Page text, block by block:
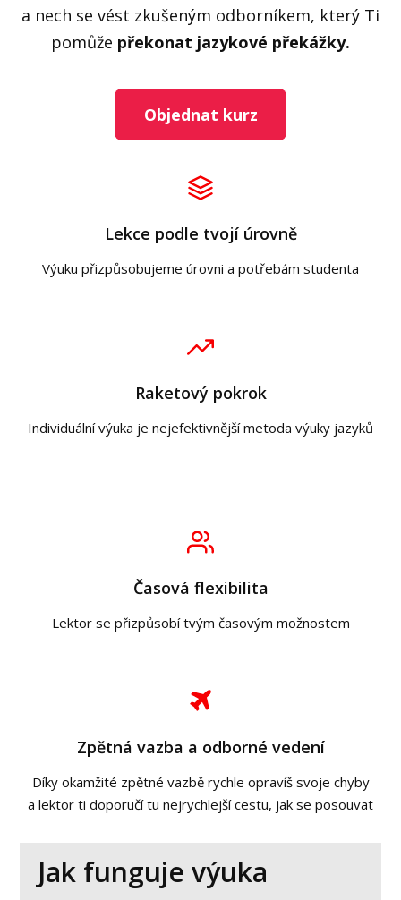
a nech se vést zkušeným odborníkem, který Ti
pomůže překonat jazykové překážky.
Objednat kurz
Lekce podle tvojí úrovně
Výuku přizpůsobujeme úrovni a potřebám studenta
Raketový pokrok
Individuální výuka je nejefektivnější metoda výuky jazyků
Časová flexibilita
Lektor se přizpůsobí tvým časovým možnostem
Zpětná vazba a odborné vedení
Díky okamžité zpětné vazbě rychle opravíš svoje chyby
a lektor ti doporučí tu nejrychlejší cestu, jak se posouvat
Jak funguje výuka